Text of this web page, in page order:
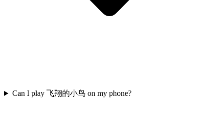
Can I play 飞翔的小鸟 on my phone?